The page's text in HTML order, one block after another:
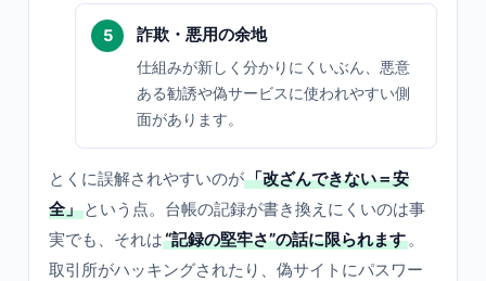
詐欺・悪用の余地
仕組みが新しく分かりにくいぶん、悪意
ある勧誘や偽サービスに使われやすい側
面があります。
とくに誤解されやすいのが「改ざんできない＝安
全」 という点。台帳の記録が書き換えにくいのは事
実でも、それは“記録の堅牢さ”の話に限られます。
取引所がハッキングされたり、偽サイトにパスワー